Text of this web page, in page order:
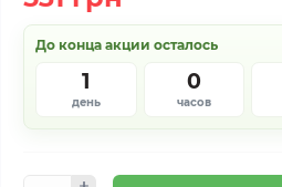
До конца акции осталось
1
день
0
часов